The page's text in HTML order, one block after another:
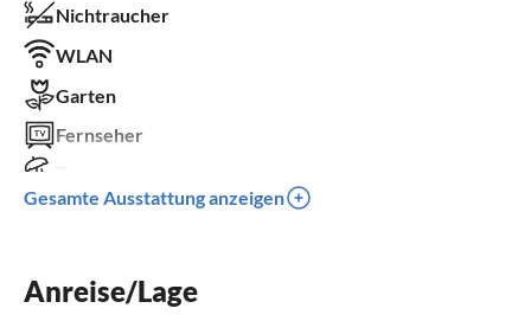
Nichtraucher
WLAN
Garten
Fernseher
Kamin
Kinderbett
Gesamte Ausstattung anzeigen
Anreise/Lage